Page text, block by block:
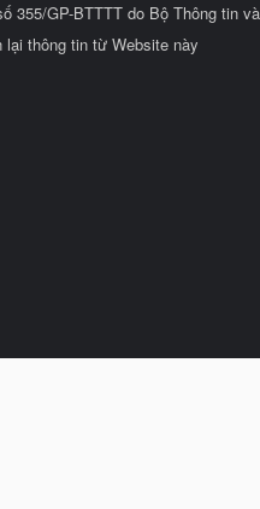
355/GP-BTTTT do Bộ Thông tin
lại thông tin từ Website này